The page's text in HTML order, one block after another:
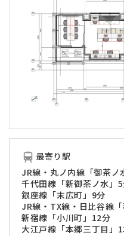
最寄り駅
JR線・丸ノ内線「御茶ノ
千代田線「新御茶ノ水」
銀座線「末広町」9分
JR線・TX線・日比谷線
新宿線「小川町」12分
大江戸線「本郷三丁目」